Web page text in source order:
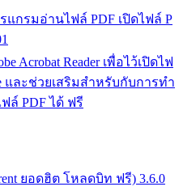
รแกรมอ่านไฟล์ PDF เปิดไฟล์ P
Acrobat Reader เพื่อไว้เปิดไฟ
และช่วยเสริมสำหรับกับการทำ
ล์ PDF ได้ ฟรี
ยอดฮิต โหลดบิท ฟรี) 3.6.0